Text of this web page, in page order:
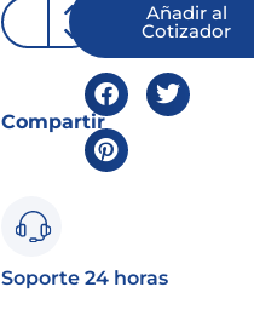
Añadir al
Cotizador
Compartir
Soporte 24 horas